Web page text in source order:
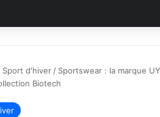
Sport d'hiver/ Sportswear : la marque
Biotech